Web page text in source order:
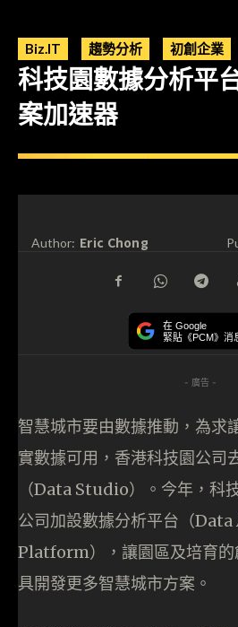
Biz.IT 趨勢分析 初創企業
科技園數據分析平
案加速器
Author: Eric Chong
在 Google
緊貼《PCM》消
- 廣告 -
智慧城市要由數據推動，為求
實數據可用，香港科技園公司
（Data Studio）。今年，科
公司加設數據分析平台（
Platform），讓園區及培育的
具開發更多智慧城市方案。